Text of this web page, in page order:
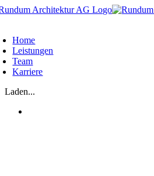
Zum
Home
Leistungen
Team
Karriere
Laden...